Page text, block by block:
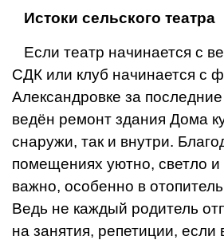
Истоки сельского театра
Если театр начинается с
СДК или клуб начинается с
Александровке за
ведён ремонт здания Дома
снаружи, так и внутри.
помещениях уютно, светло и
важно, особенно в
Ведь не каждый родитель
на занятия, репетиции,